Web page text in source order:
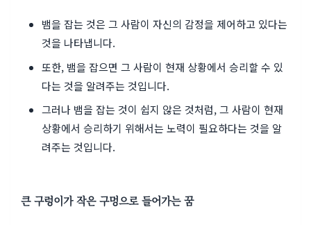
뱀을 잡는 것은 그 사람이 자신의 감정을 제어하고 있다는
것을 나타냅니다.
또한, 뱀을 잡으면 그 사람이 현재 상황에서 승리할 수 있
다는 것을 알려주는 것입니다.
그러나 뱀을 잡는 것이 쉽지 않은 것처럼, 그 사람이 현재
상황에서 승리하기 위해서는 노력이 필요하다는 것을 알
려주는 것입니다.
큰 구렁이가 작은 구멍으로 들어가는 꿈